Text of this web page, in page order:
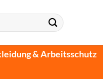
& Arbeitsschutz